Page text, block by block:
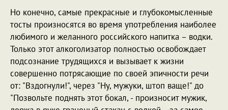
Но конечно, самые прекрасные и глубокомысленные
тосты произносятся во время употребления наиболее
любимого и желанного российского напитка – водки.
Только этот алкоголизатор полностью освобождает
подсознание трудящихся и вызывает к жизни
совершенно потрясающие по своей эпичности речи
от: "Вздогнули!", через "Ну, мужуки, штоп ваще!" до
"Позвольте поднять этот бокал, - произносит мужик,